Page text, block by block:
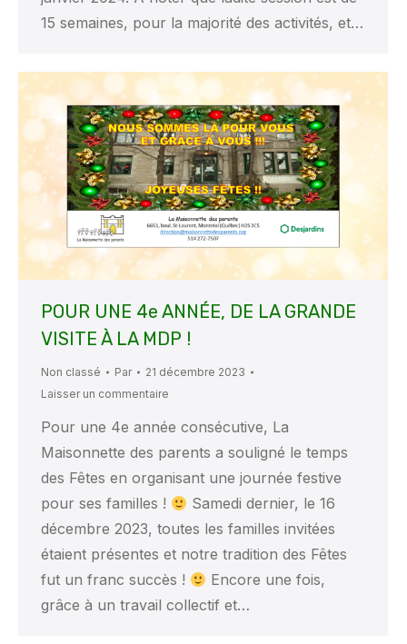
15 semaines, pour la majorité des activités, et…
POUR UNE 4e ANNÉE, DE LA GRANDE
VISITE À LA MDP !
Non classé Par
21 décembre 2023
Laisser un commentaire
Pour une 4e année consécutive, La
Maisonnette des parents a souligné le temps
des Fêtes en organisant une journée festive
pour ses familles !
Samedi dernier, le 16
décembre 2023, toutes les familles invitées
étaient présentes et notre tradition des Fêtes
fut un franc succès !
Encore une fois,
grâce à un travail collectif et…